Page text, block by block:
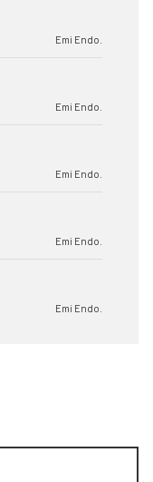
Emi Endo.
Emi Endo.
Emi Endo.
Emi Endo.
Emi Endo.